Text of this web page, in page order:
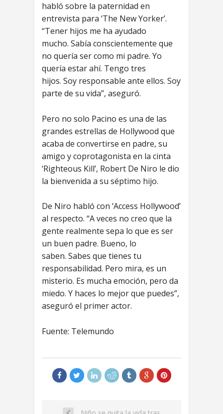
habló sobre la paternidad en
entrevista para ‘The New Yorker’.
“Tener hijos me ha ayudado
mucho. Sabía conscientemente que
no quería ser como mi padre. Yo
quería estar ahí. Tengo tres
hijos. Soy responsable ante ellos. Soy
parte de su vida”, aseguró.
Pero no solo Pacino es una de las
grandes estrellas de Hollywood que
acaba de convertirse en padre, su
amigo y coprotagonista en la cinta
‘Righteous Kill’, Robert De Niro le dio
la bienvenida a su séptimo hijo.
De Niro habló con ‘Access Hollywood’
al respecto. “A veces no creo que la
gente realmente sepa lo que es ser
un buen padre. Bueno, lo
saben. Sabes que tienes tu
responsabilidad. Pero mira, es un
misterio. Es mucha emoción, pero da
miedo. Y haces lo mejor que puedes”,
aseguró el primer actor.
Fuente: Telemundo